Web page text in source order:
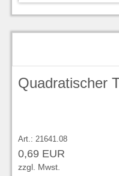
zu
Art.: 21641.08
0,69 EUR
zzgl. Mwst.